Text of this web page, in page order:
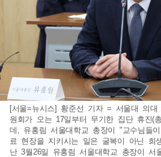
[서울=뉴시스] 황준선 기자 = 서울대 의대
원회가 오는 17일부터 무기한 집단 휴진(
데, 유홍림 서울대학교 총장이 "교수님들
료 현장을 지키시는 일은 굴복이 아닌 희
난 3월26일 유홍림 서울대학교 총장이 서